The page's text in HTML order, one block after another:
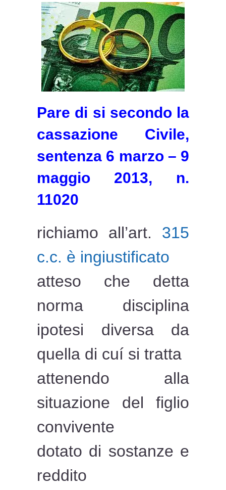
Pare di si secondo la
cassazione Civile,
sentenza 6 marzo – 9
maggio 2013, n.
11020
richiamo all’art. 315
c.c. è ingiustificato
atteso che detta
norma disciplina
ipotesi diversa da
quella di cuí si tratta
attenendo alla
situazione del figlio
convivente
dotato di sostanze e
reddito